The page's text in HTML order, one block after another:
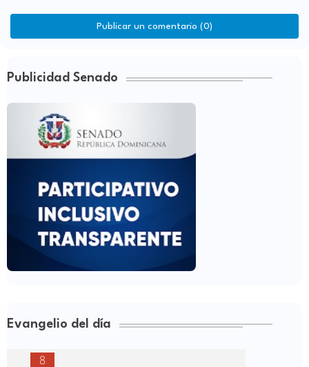
Publicar un comentario (0)
Publicidad Senado
Evangelio del día